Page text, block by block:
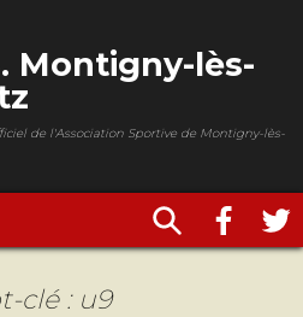
Montigny-lès-
de l'Association Sportive de Montigny-lès-
clé : u9